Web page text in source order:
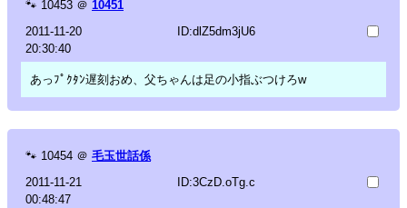
🐾 10453 ＠ 10451
2011-11-20
20:30:40
ID:dlZ5dm3jU6
あっﾌﾟｸﾀﾝ遅刻おめ、父ちゃんは足の小指ぶつけろw
🐾 10454 ＠ 毛玉世話係
2011-11-21
00:48:47
ID:3CzD.oTg.c